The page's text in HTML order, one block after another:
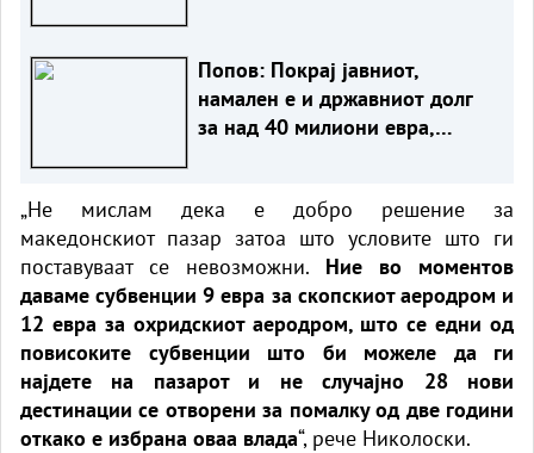
Попов: Покрај јавниот,
намален е и државниот долг
за над 40 милиони евра,
„Не мислам дека е добро решение за
македонскиот пазар затоа што условите што ги
поставуваат се невозможни. Ние во моментов
даваме субвенции 9 евра за скопскиот аеродром и
12 евра за охридскиот аеродром, што се едни од
повисоките субвенции што би можеле да ги
најдете на пазарот и не случајно 28 нови
дестинации се отворени за помалку од две години
откако е избрана оваа влада“, рече Николоски.